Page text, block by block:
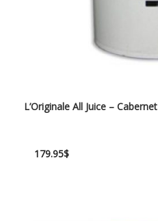
L’Originale All Juice –
179.95$